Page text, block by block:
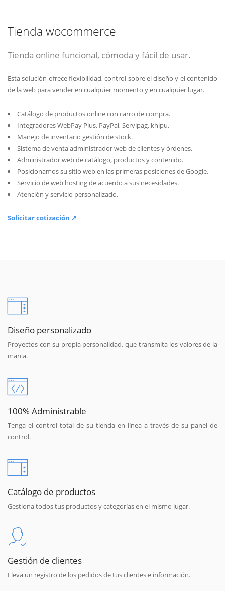
Tienda wocommerce
Tienda online funcional, cómoda y fácil de usar.
Esta solución ofrece flexibilidad, control sobre el diseño y el contenido
de la web para vender en cualquier momento y en cualquier lugar.
Catálogo de productos online con carro de compra.
Integradores WebPay Plus, PayPal, Servipag, khipu.
Manejo de inventario gestión de stock.
Sistema de venta administrador web de clientes y órdenes.
Administrador web de catálogo, productos y contenido.
Posicionamos su sitio web en las primeras posiciones de Google.
Servicio de web hosting de acuerdo a sus necesidades.
Atención y servicio personalizado.
Solicitar cotización ↗
Diseño personalizado
Proyectos con su propia personalidad, que transmita los valores de la
marca.
100% Administrable
Tenga el control total de su tienda en línea a través de su panel de
control.
Catálogo de productos
Gestiona todos tus productos y categorías en el mismo lugar.
Gestión de clientes
Lleva un registro de los pedidos de tus clientes e información.